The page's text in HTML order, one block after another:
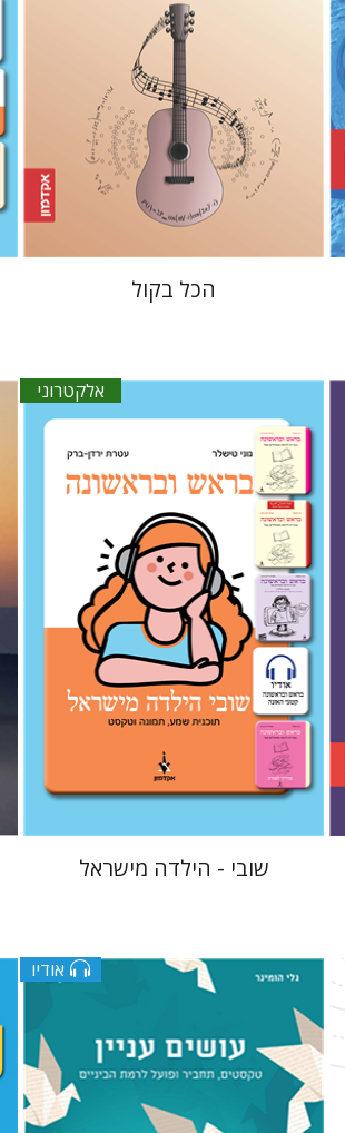
הנחת אתר ספר אלקטרוני
$20
הכל בקול
אלקטרוני
עטרת ירדן-ברק גוני טישלר
הנחת אתר ספר אלקטרוני
$18
שובי - הילדה מישראל
אודיו